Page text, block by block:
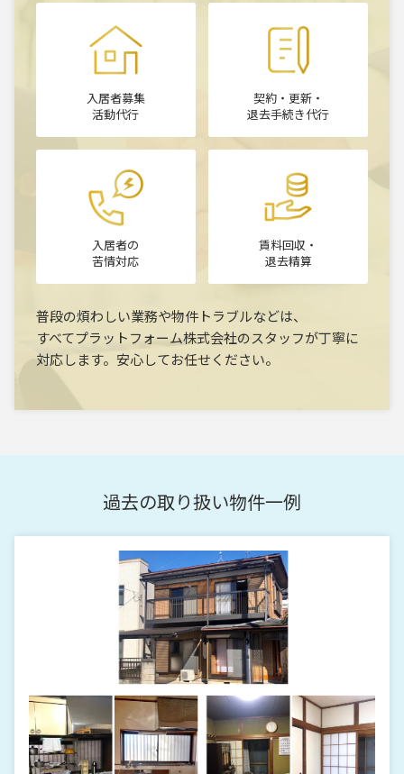
入居者募集
活動代行
契約・更新・
退去手続き代行
入居者の
苦情対応
賃料回収・
退去精算
普段の煩わしい業務や物件トラブルなどは、
すべてプラットフォーム株式会社のスタッフが丁寧に
対応します。安心してお任せください。
過去の取り扱い物件一例